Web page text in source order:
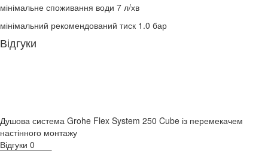
мінімальне споживання води 7 л/хв
мінімальний рекомендований тиск 1.0 бар
Відгуки
Душова система Grohe Flex System 250 Cube із перемекачем
настінного монтажу
Відгуки 0